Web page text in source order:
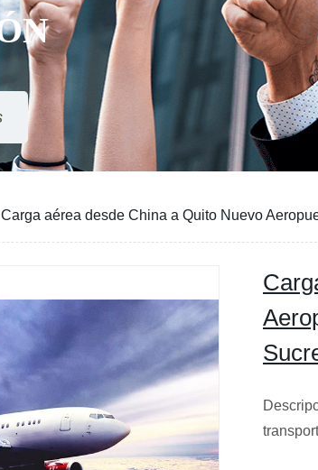
Carga aérea desde China a Quito Nuevo